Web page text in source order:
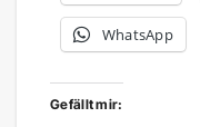
WhatsApp
Gefällt mir: